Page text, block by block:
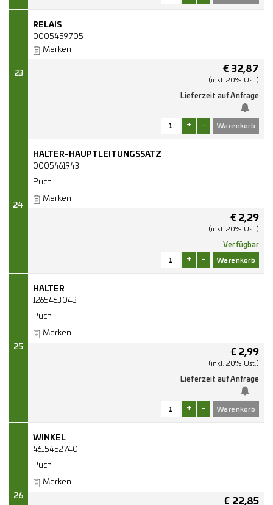
23
RELAIS
0005459705
Merken
€ 32,87
(inkl. 20% Ust.)
Lieferzeit auf Anfrage
+ -
24
HALTER-HAUPTLEITUNGSSATZ
0005461943
Puch
Merken
€ 2,29
(inkl. 20% Ust.)
Verfügbar
+ -
25
HALTER
1265463043
Puch
Merken
€ 2,99
(inkl. 20% Ust.)
Lieferzeit auf Anfrage
+ -
26
WINKEL
4615452740
Puch
Merken
€ 22,85